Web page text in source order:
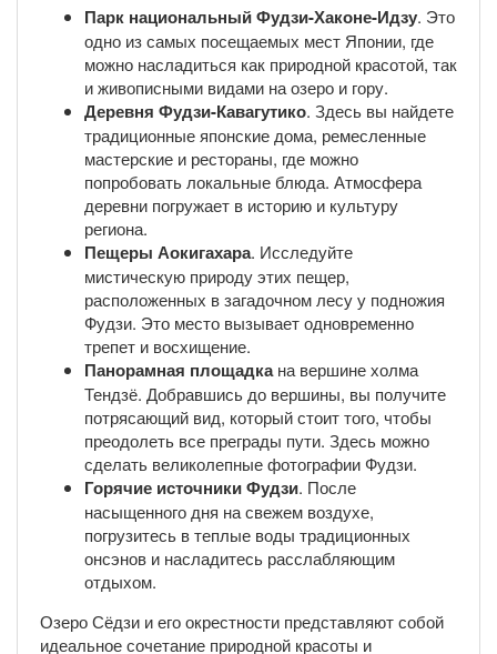
Парк национальный Фудзи-Хаконе-Идзу. Это
одно из самых посещаемых мест Японии, где
можно насладиться как природной красотой, так
и живописными видами на озеро и гору.
Деревня Фудзи-Кавагутико. Здесь вы найдете
традиционные японские дома, ремесленные
мастерские и рестораны, где можно
попробовать локальные блюда. Атмосфера
деревни погружает в историю и культуру
региона.
Пещеры Аокигахара. Исследуйте
мистическую природу этих пещер,
расположенных в загадочном лесу у подножия
Фудзи. Это место вызывает одновременно
трепет и восхищение.
Панорамная площадкана вершине холма
Тендзё. Добравшись до вершины, вы получите
потрясающий вид, который стоит того, чтобы
преодолеть все преграды пути. Здесь можно
сделать великолепные фотографии Фудзи.
Горячие источники Фудзи. После
насыщенного дня на свежем воздухе,
погрузитесь в теплые воды традиционных
онсэнов и насладитесь расслабляющим
отдыхом.
Озеро Сёдзи и его окрестности представляют собой
идеальное сочетание природной красоты и